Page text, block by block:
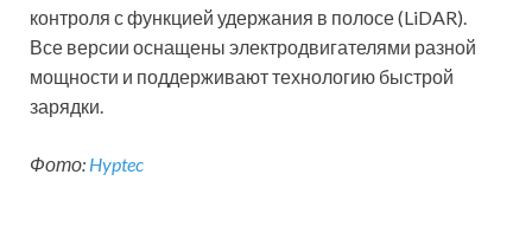
контроля с функцией удержания в полосе (LiDAR).
Все версии оснащены электродвигателями разной
мощности и поддерживают технологию быстрой
зарядки.
Фото: Hyptec